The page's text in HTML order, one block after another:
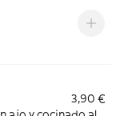
3,90 €